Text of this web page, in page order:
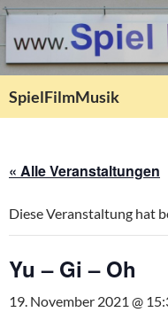
SpielFilmMusik
« Alle Veranstaltungen
Diese Veranstaltung hat
Yu – Gi – Oh
19. November 2021 @